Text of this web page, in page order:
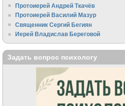
Протоиерей Андрей Ткачёв
Протоиерей Василий Мазур
Священник Сергий Бегиян
Иерей Владислав Береговой
Задать вопрос психологу